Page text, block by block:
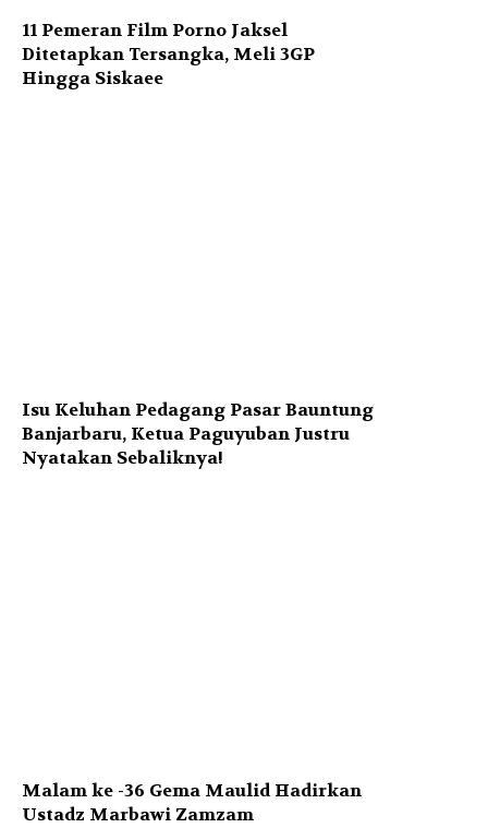
11 Pemeran Film Porno Jaksel
Ditetapkan Tersangka, Meli 3GP
Hingga Siskaee
Isu Keluhan Pedagang Pasar Bauntung
Banjarbaru, Ketua Paguyuban Justru
Nyatakan Sebaliknya!
Malam ke -36 Gema Maulid Hadirkan
Ustadz Marbawi Zamzam